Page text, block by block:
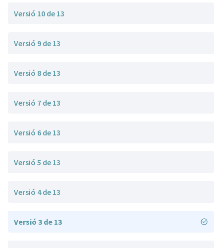
Versió 10 de 13
Versió 9 de 13
Versió 8 de 13
Versió 7 de 13
Versió 6 de 13
Versió 5 de 13
Versió 4 de 13
Versió 3 de 13